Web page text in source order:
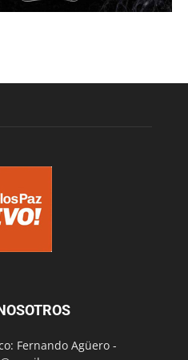
Fernando Agüero -